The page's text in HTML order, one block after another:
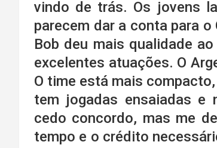
vindo de trás. Os jovens
parecem dar a conta para
Bob deu mais qualidade
excelentes atuações. O
O time está mais
tem jogadas ensaiadas e
cedo concordo, mas me
tempo e o crédito